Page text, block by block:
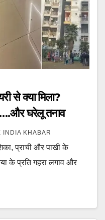
से क्या मिला?
घरेलू तनाव
INDIA KHABAR
प्राची और पाखी के
के प्रति गहरा लगाव और